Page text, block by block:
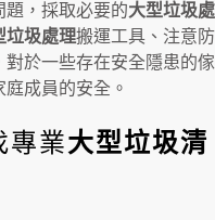
題，採取必要的大型垃圾處
垃圾處理搬運工具、注意防
於一些存在安全隱患的傢
成員的安全。
專業大型垃圾清